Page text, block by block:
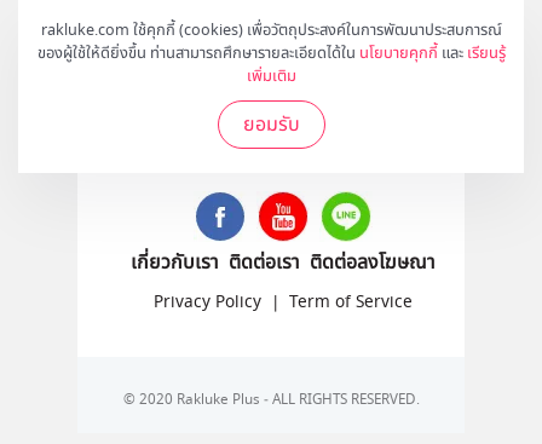
rakluke.com ใช้คุกกี้ (cookies) เพื่อวัตถุประสงค์ในการพัฒนาประสบการณ์
ของผู้ใช้ให้ดียิ่งขึ้น ท่านสามารถศึกษารายละเอียดได้ใน นโยบายคุกกี้ และ เรียนรู้
เพิ่มเติม
ยอมรับ
สมัคร
ติดตามเราได้ที่
เกี่ยวกับเรา ติดต่อเรา ติดต่อลงโฆษณา
Privacy Policy | Term of Service
© 2020 Rakluke Plus - ALL RIGHTS RESERVED.